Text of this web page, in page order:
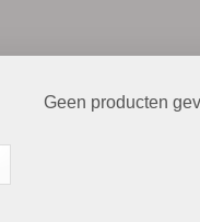
Geen producten